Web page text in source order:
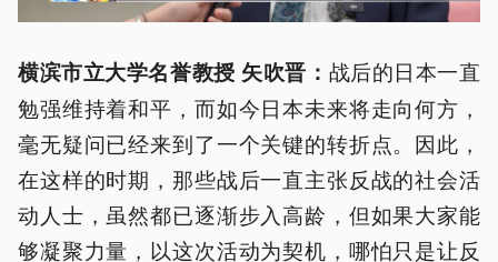
横滨市立大学名誉教授 矢吹晋： 战后的日本一直
勉强维持着和平，而如今日本未来将走向何方，
毫无疑问已经来到了一个关键的转折点。因此，
在这样的时期，那些战后一直主张反战的社会活
动人士，虽然都已逐渐步入高龄，但如果大家能
够凝聚力量，以这次活动为契机，哪怕只是让反